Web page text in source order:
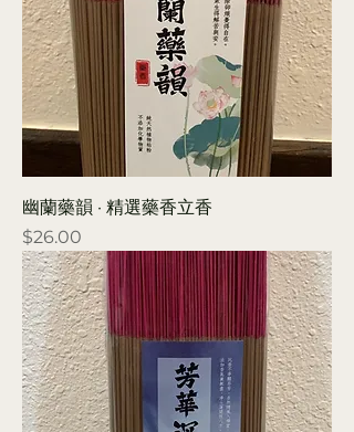
幽蘭藥韻 · 精選藥香立香
Price
$26.00